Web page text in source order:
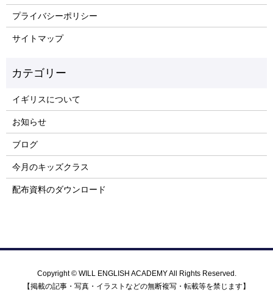
プライバシーポリシー
サイトマップ
イギリスについて
お知らせ
ブログ
今月のキッズクラス
配布資料のダウンロード
Copyright © WILL ENGLISH ACADEMY All Rights Reserved.
【掲載の記事・写真・イラストなどの無断複写・転載等を禁じます】